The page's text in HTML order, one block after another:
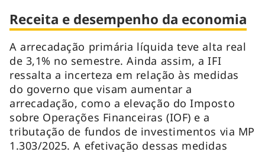
Receita e desempenho da economia
A arrecadação primária líquida teve alta real
de 3,1% no semestre. Ainda assim, a IFI
ressalta a incerteza em relação às medidas
do governo que visam aumentar a
arrecadação, como a elevação do Imposto
sobre Operações Financeiras (IOF) e a
tributação de fundos de investimentos via MP
1.303/2025. A efetivação dessas medidas